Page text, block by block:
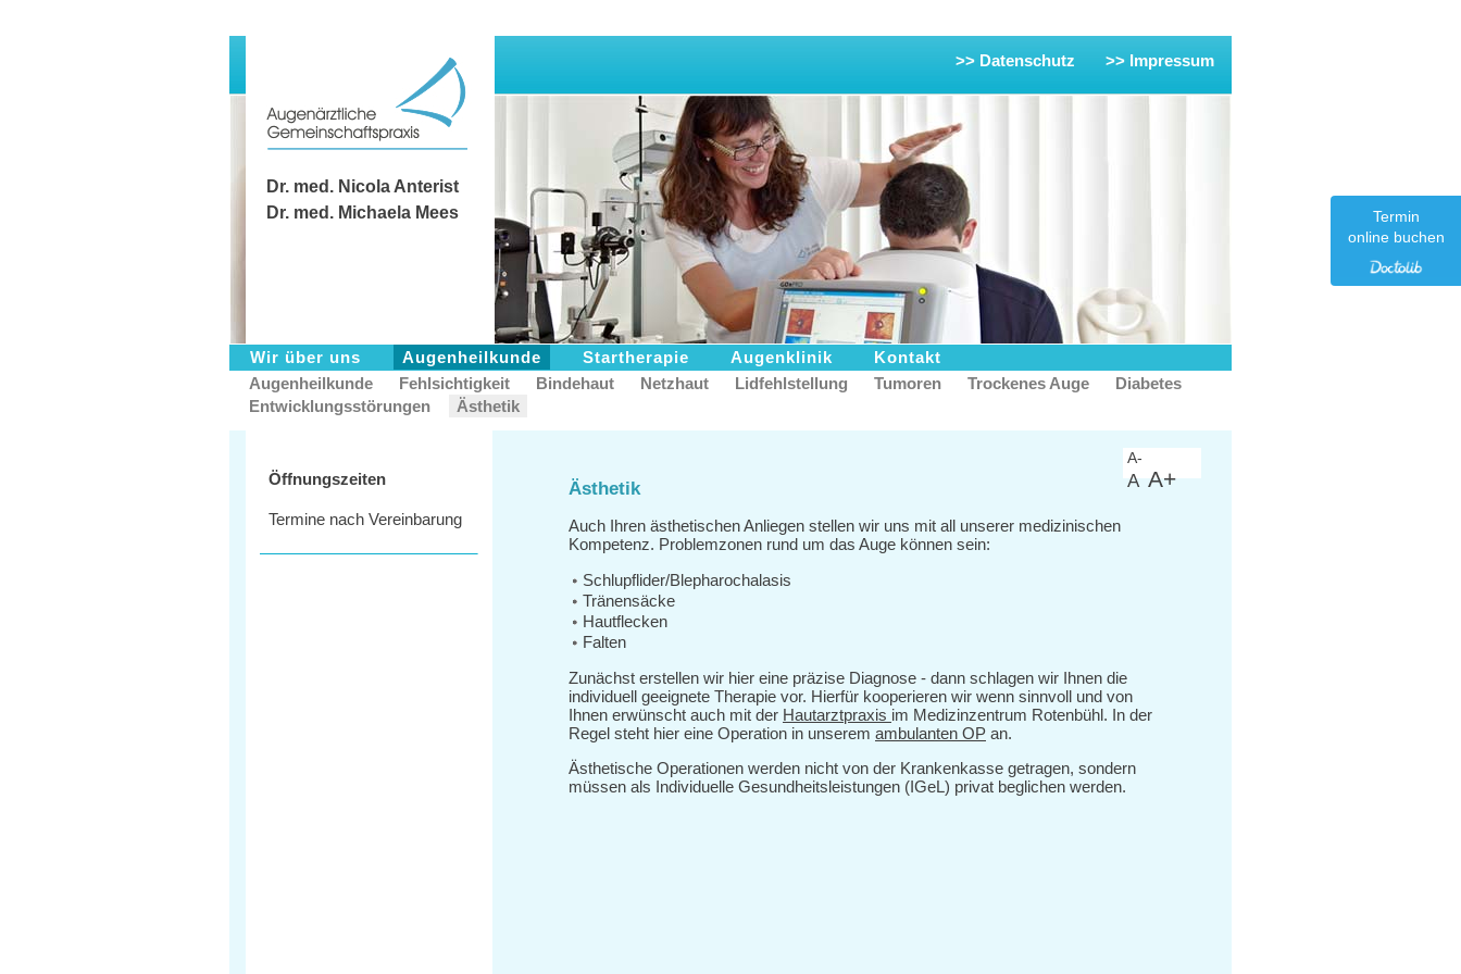
Dr. med. Nicola Anterist
Dr. med. Michaela Mees
>> Impressum
>> Datenschutz
Wir über uns Augenheilkunde Startherapie Augenklinik
Kontakt
Augenheilkunde
Fehlsichtigkeit Bindehaut Netzhaut Lidfehlstellung Tumoren Trockenes Auge
Diabetes
Entwicklungsstörungen
Ästhetik
Öffnungszeiten
Termine nach Vereinbarung
A-
A A+
Ästhetik
Auch Ihren ästhetischen Anliegen stellen wir uns mit all unserer medizinischen
Kompetenz. Problemzonen rund um das Auge können sein:
Schlupflider/Blepharochalasis
Tränensäcke
Hautflecken
Falten
Zunächst erstellen wir hier eine präzise Diagnose - dann schlagen wir Ihnen die
individuell geeignete Therapie vor. Hierfür kooperieren wir wenn sinnvoll und von
Ihnen erwünscht auch mit der Hautarztpraxis im Medizinzentrum Rotenbühl. In der
Regel steht hier eine Operation in unserem ambulanten OP an.
Ästhetische Operationen werden nicht von der Krankenkasse getragen, sondern
müssen als Individuelle Gesundheitsleistungen (IGeL) privat beglichen werden.
Termin
online buchen